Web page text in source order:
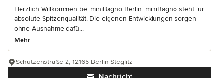
Herzlich Willkommen bei miniBagno Berlin. miniBagno steht für
absolute Spitzenqualität. Die eigenen Entwicklungen sorgen
ohne Ausnahme dafü...
Mehr
Schützenstraße 2, 12165 Berlin-Steglitz